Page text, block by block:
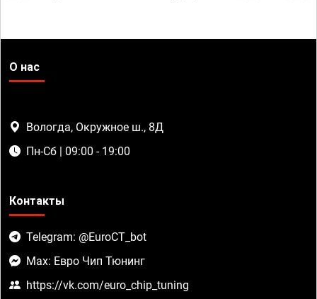
О нас
Вологда, Окружное ш., 8Д
Пн-Сб | 09:00 - 19:00
Контакты
Telegram: @EuroCT_bot
Max: Евро Чип Тюнинг
https://vk.com/euro_chip_tuning